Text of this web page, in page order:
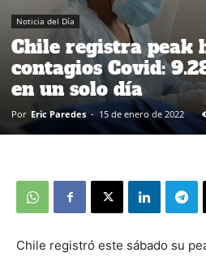
Noticia del Día
Chile registra peak
contagios Covid:
en un solo día
Por Eric Paredes - 15 de enero de 2022
Chile registró este sábado su